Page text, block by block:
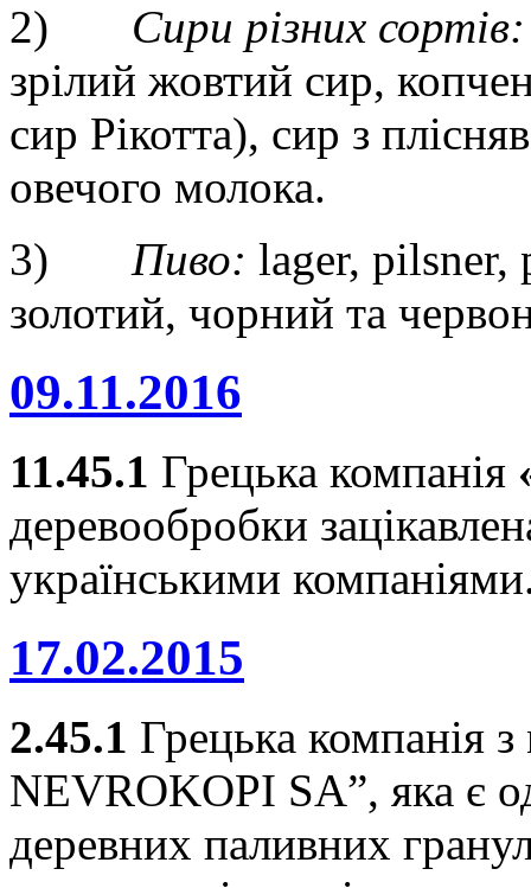
2) Сири різних сортів:
зрілий жовтий сир,
сир Рікотта), сир з
овечого молока.
3) Пиво: lager, pilsner,
золотий, чорний та
09.11.2016
11.45.1 Грецька компанія
деревообробки
українськими
17.02.2015
2.45.1 Грецька компанія
NEVROKOPI SA”, яка є
деревних паливних